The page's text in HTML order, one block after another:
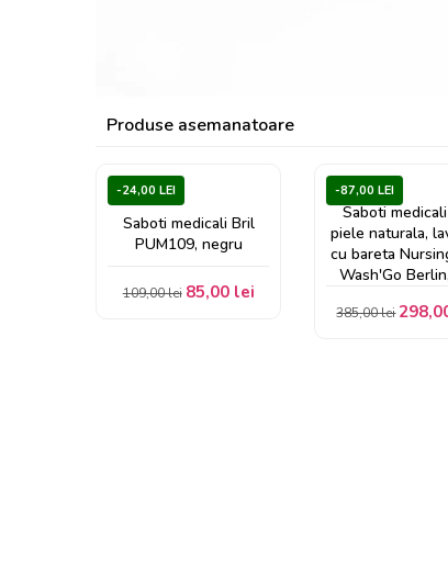
Produse asemanatoare
-24,00 LEI
Saboti medicali Bril
PUM109, negru
109,00 lei 85,00 lei
-87,00 LEI
Saboti
piele naturala,
cu bareta
Wash'Go
385,00 lei